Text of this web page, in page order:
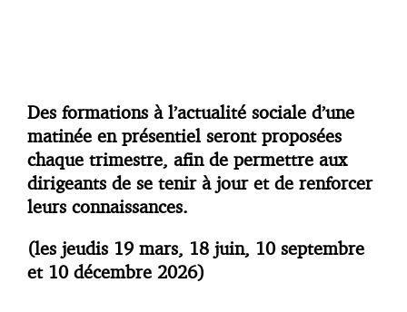
Des formations à l’actualité sociale d’une
matinée en présentiel seront proposées
chaque trimestre, afin de permettre aux
dirigeants de se tenir à jour et de renforcer
leurs connaissances.
(les jeudis 19 mars, 18 juin, 10 septembre
et 10 décembre 2026)